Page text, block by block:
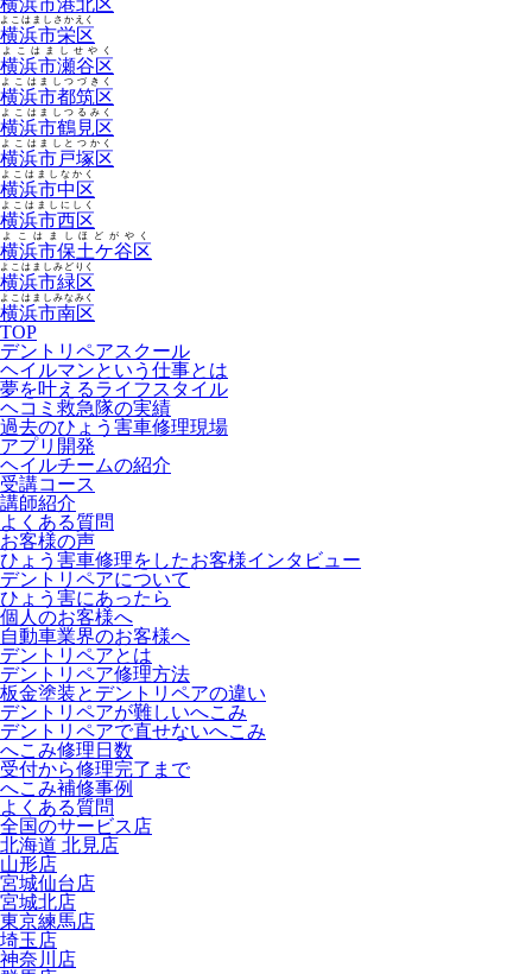
横浜市栄区
よこはましさかえく
横浜市瀬谷区
よこはましせやく
横浜市都筑区
よこはましつづきく
横浜市鶴見区
よこはましつるみく
横浜市戸塚区
よこはましとつかく
横浜市中区
よこはましなかく
横浜市西区
よこはましにしく
横浜市保土ケ谷区
よこはましほどがやく
横浜市緑区
よこはましみどりく
横浜市南区
よこはましみなみく
TOP
デントリペアスクール
ヘイルマンという仕事とは
夢を叶えるライフスタイル
ヘコミ救急隊の実績
過去のひょう害車修理現場
アプリ開発
ヘイルチームの紹介
受講コース
講師紹介
よくある質問
お客様の声
ひょう害車修理をしたお客様インタビュー
デントリペアについて
ひょう害にあったら
個人のお客様へ
自動車業界のお客様へ
デントリペアとは
デントリペア修理方法
板金塗装とデントリペアの違い
デントリペアが難しいへこみ
デントリペアで直せないへこみ
へこみ修理日数
受付から修理完了まで
へこみ補修事例
よくある質問
全国のサービス店
北海道 北見店
山形店
宮城仙台店
宮城北店
東京練馬店
埼玉店
神奈川店